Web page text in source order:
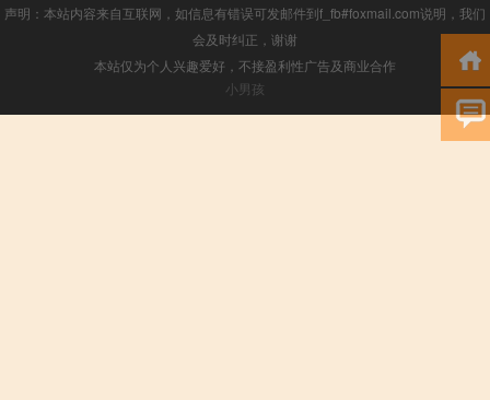
声明：本站内容来自互联网，如信息有错误可发邮件到f_fb#foxmail.com说明，我们
会及时纠正，谢谢
本站仅为个人兴趣爱好，不接盈利性广告及商业合作
小男孩